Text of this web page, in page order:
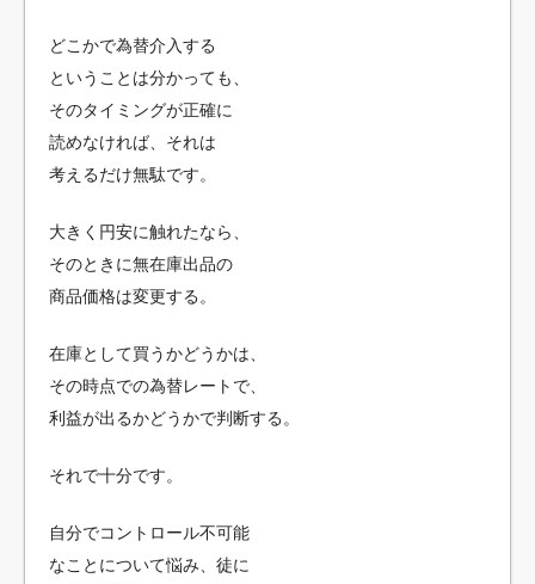
どこかで為替介入する
ということは分かっても、
そのタイミングが正確に
読めなければ、それは
考えるだけ無駄です。
大きく円安に触れたなら、
そのときに無在庫出品の
商品価格は変更する。
在庫として買うかどうかは、
その時点での為替レートで、
利益が出るかどうかで判断する。
それで十分です。
自分でコントロール不可能
なことについて悩み、徒に